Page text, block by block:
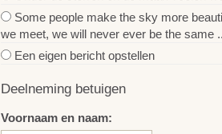
Some people make the sky more
we meet, we will never ever be the same
Een eigen bericht opstellen
Deelneming betuigen
Voornaam en naam: